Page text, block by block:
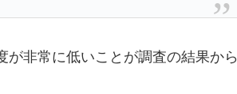
非常に低いことが調査の結果から